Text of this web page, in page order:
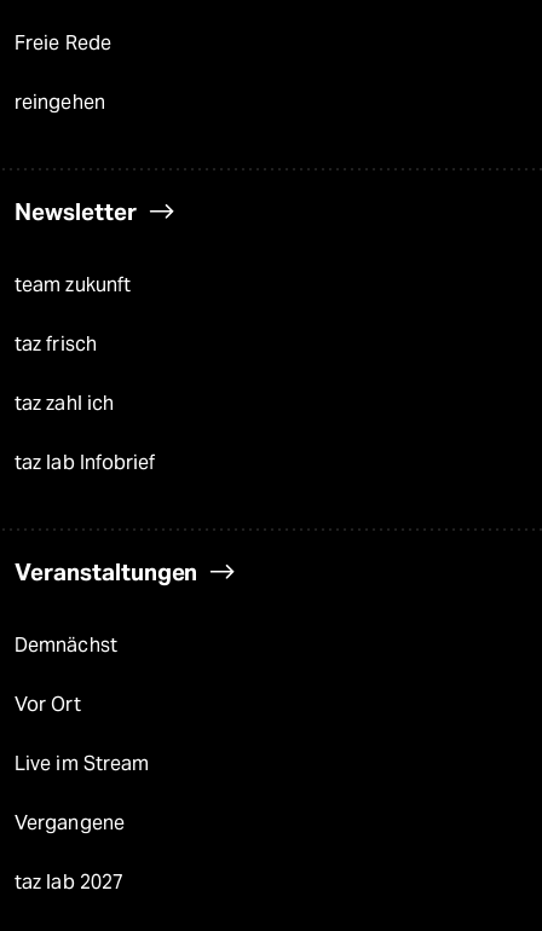
Freie Rede
reingehen
Newsletter
team zukunft
taz frisch
taz zahl ich
taz lab Infobrief
Veranstaltungen
Demnächst
Vor Ort
Live im Stream
Vergangene
taz lab 2027